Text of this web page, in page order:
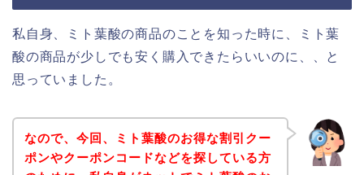
私自身、ミト葉酸の商品のことを知った時に、ミト葉
酸の商品が少しでも安く購入できたらいいのに、、と
思っていました。
なので、今回、ミト葉酸のお得な割引クー
ポンやクーポンコードなどを探している方